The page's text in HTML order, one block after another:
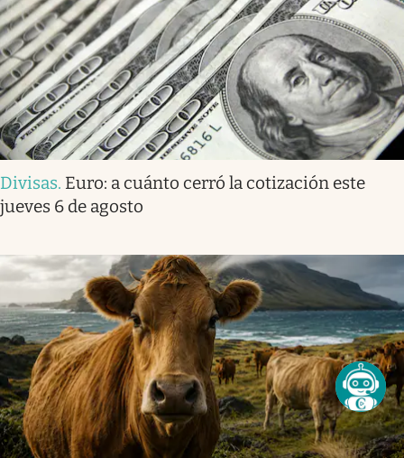
Divisas. Euro: a cuánto cerró la cotización este
jueves 6 de agosto